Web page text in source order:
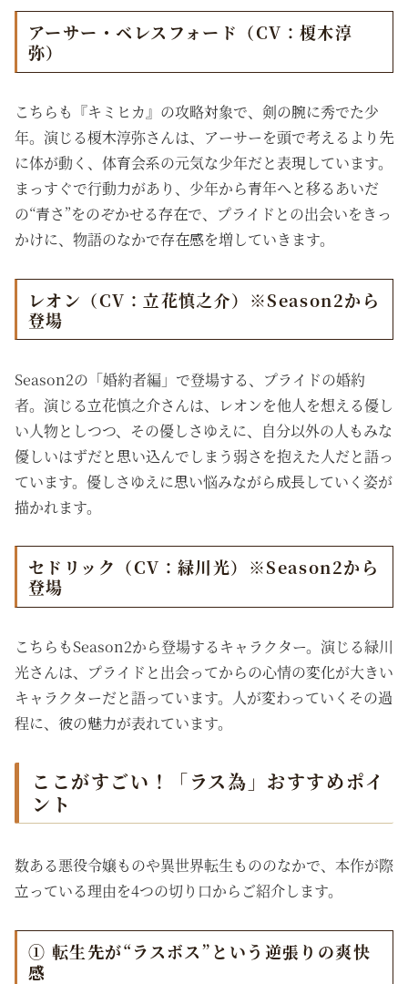
アーサー・ベレスフォード（CV：榎木淳
弥）
こちらも『キミヒカ』の攻略対象で、剣の腕に秀でた少
年。演じる榎木淳弥さんは、アーサーを頭で考えるより先
に体が動く、体育会系の元気な少年だと表現しています。
まっすぐで行動力があり、少年から青年へと移るあいだ
の“青さ”をのぞかせる存在で、プライドとの出会いをきっ
かけに、物語のなかで存在感を増していきます。
レオン（CV：立花慎之介）※Season2から
登場
Season2の「婚約者編」で登場する、プライドの婚約
者。演じる立花慎之介さんは、レオンを他人を想える優し
い人物としつつ、その優しさゆえに、自分以外の人もみな
優しいはずだと思い込んでしまう弱さを抱えた人だと語っ
ています。優しさゆえに思い悩みながら成長していく姿が
描かれます。
セドリック（CV：緑川光）※Season2から
登場
こちらもSeason2から登場するキャラクター。演じる緑川
光さんは、プライドと出会ってからの心情の変化が大きい
キャラクターだと語っています。人が変わっていくその過
程に、彼の魅力が表れています。
ここがすごい！「ラス為」おすすめポイ
ント
数ある悪役令嬢ものや異世界転生もののなかで、本作が際
立っている理由を4つの切り口からご紹介します。
① 転生先が“ラスボス”という逆張りの爽快
感